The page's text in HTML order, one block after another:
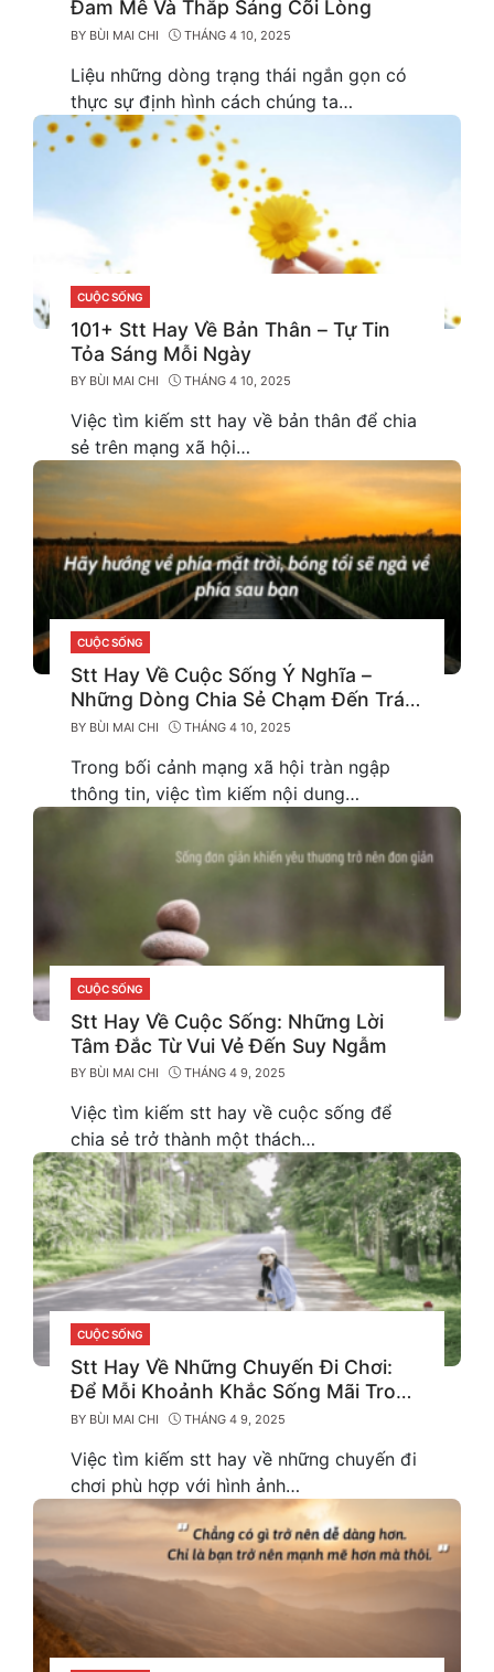
Đam Mê Và Thắp Sáng Cõi Lòng
BY BÙI MAI CHI THÁNG 4 10, 2025
Liệu những dòng trạng thái ngắn gọn có
thực sự định hình cách chúng ta…
CATEGORIES
CUỘC SỐNG
101+ Stt Hay Về Bản Thân – Tự Tin
Tỏa Sáng Mỗi Ngày
BY BÙI MAI CHI THÁNG 4 10, 2025
Việc tìm kiếm stt hay về bản thân để chia
sẻ trên mạng xã hội…
CATEGORIES
CUỘC SỐNG
Stt Hay Về Cuộc Sống Ý Nghĩa –
Những Dòng Chia Sẻ Chạm Đến Trái
Tim
BY BÙI MAI CHI THÁNG 4 10, 2025
Trong bối cảnh mạng xã hội tràn ngập
thông tin, việc tìm kiếm nội dung…
CATEGORIES
CUỘC SỐNG
Stt Hay Về Cuộc Sống: Những Lời
Tâm Đắc Từ Vui Vẻ Đến Suy Ngẫm
BY BÙI MAI CHI THÁNG 4 9, 2025
Việc tìm kiếm stt hay về cuộc sống để
chia sẻ trở thành một thách…
CATEGORIES
CUỘC SỐNG
Stt Hay Về Những Chuyến Đi Chơi:
Để Mỗi Khoảnh Khắc Sống Mãi Trong
Tim
BY BÙI MAI CHI THÁNG 4 9, 2025
Việc tìm kiếm stt hay về những chuyến đi
chơi phù hợp với hình ảnh…